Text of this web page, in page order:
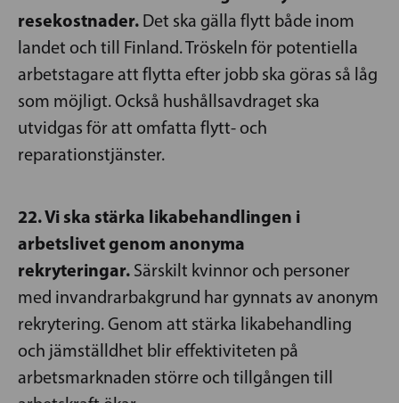
resekostnader. Det ska gälla flytt både inom
landet och till Finland. Tröskeln för potentiella
arbetstagare att flytta efter jobb ska göras så låg
som möjligt. Också hushållsavdraget ska
utvidgas för att omfatta flytt- och
reparationstjänster.
22. Vi ska stärka likabehandlingen i
arbetslivet genom anonyma
rekryteringar. Särskilt kvinnor och personer
med invandrarbakgrund har gynnats av anonym
rekrytering. Genom att stärka likabehandling
och jämställdhet blir effektiviteten på
arbetsmarknaden större och tillgången till